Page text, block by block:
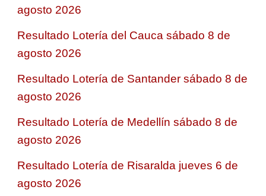
agosto 2026
Resultado Lotería del Cauca sábado 8 de
agosto 2026
Resultado Lotería de Santander sábado 8 de
agosto 2026
Resultado Lotería de Medellín sábado 8 de
agosto 2026
Resultado Lotería de Risaralda jueves 6 de
agosto 2026